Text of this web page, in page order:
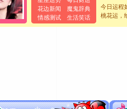
花边新闻
魔鬼辞典
情感测试
生活笑话
起；二是
离。水晶
送你一棵
今日运程
桃花运，